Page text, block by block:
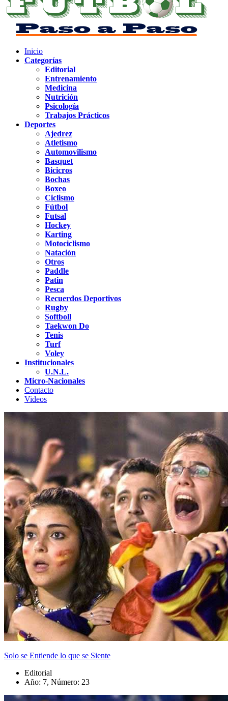
Inicio
Categorías
Editorial
Entrenamiento
Medicina
Nutrición
Psicología
Trabajos Prácticos
Deportes
Ajedrez
Atletismo
Automovilismo
Basquet
Bicicros
Bochas
Boxeo
Ciclismo
Fútbol
Futsal
Hockey
Karting
Motociclismo
Natación
Otros
Paddle
Patin
Pesca
Recuerdos Deportivos
Rugby
Softboll
Taekwon Do
Tenis
Turf
Voley
Institucionales
U.N.L.
Micro-Nacionales
Contacto
Videos
Solo se Entiende lo que se Siente
Editorial
Año: 7, Número: 23